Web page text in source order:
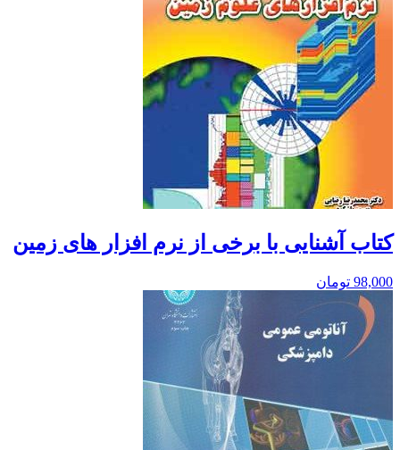
کتاب آشنایی با برخی از نرم افزار های زمین
98,000 تومان